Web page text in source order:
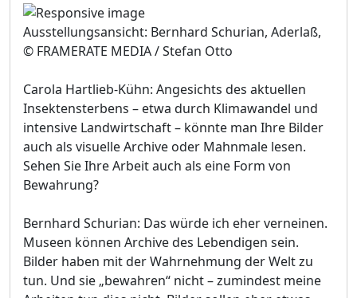
Ausstellungsansicht: Bernhard Schurian, Aderlaß,
© FRAMERATE MEDIA / Stefan Otto
Carola Hartlieb-Kühn: Angesichts des aktuellen
Insektensterbens – etwa durch Klimawandel und
intensive Landwirtschaft – könnte man Ihre Bilder
auch als visuelle Archive oder Mahnmale lesen.
Sehen Sie Ihre Arbeit auch als eine Form von
Bewahrung?
Bernhard Schurian: Das würde ich eher verneinen.
Museen können Archive des Lebendigen sein.
Bilder haben mit der Wahrnehmung der Welt zu
tun. Und sie „bewahren“ nicht – zumindest meine